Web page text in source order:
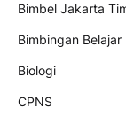
Bimbel Jakarta
Bimbingan Belajar
Biologi
CPNS